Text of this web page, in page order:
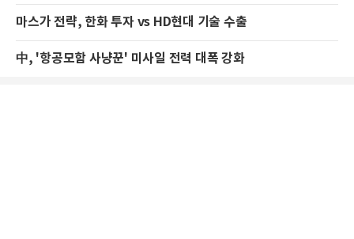
마스가 전략, 한화 투자 vs HD현대 기술 수출
中, '항공모함 사냥꾼' 미사일 전력 대폭 강화